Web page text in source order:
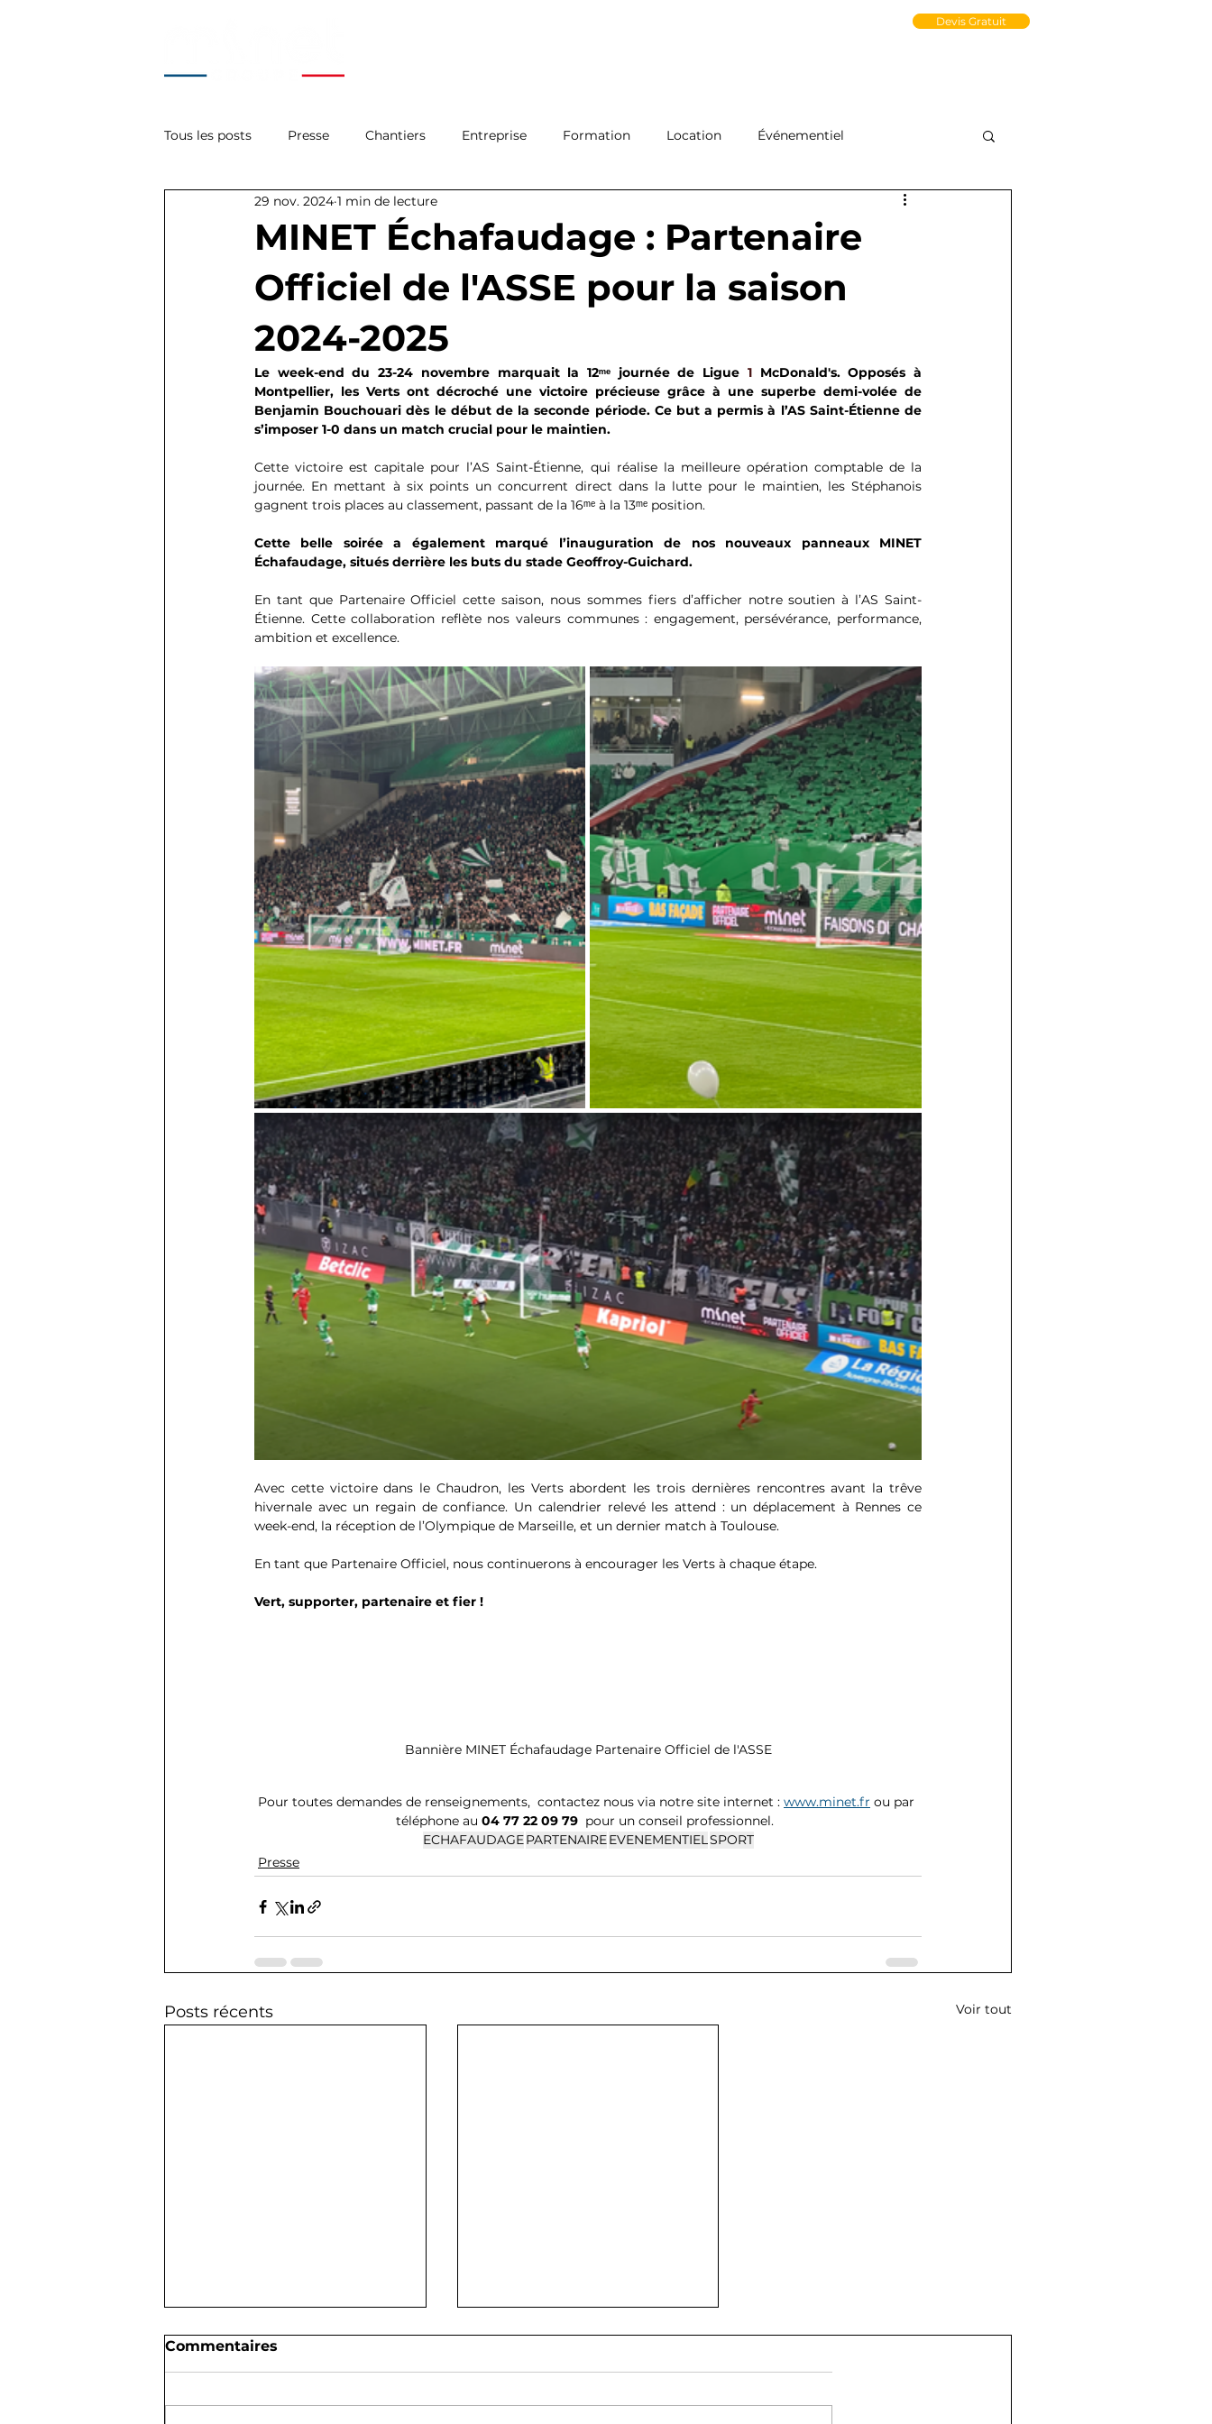
Devis Gratuit
Tous les posts Presse Chantiers Entreprise Formation Location Événementiel
La Minute Tech' Acces Protection
MINET Échafaudage : Partenaire
Officiel de l'ASSE pour la saison
2024-2025
29 nov. 2024 1 min de lecture
Le week-end du 23-24 novembre marquait la 12ᵐᵉ journée de Ligue 1 McDonald's. Opposés à
Montpellier, les Verts ont décroché une victoire précieuse grâce à une superbe demi-volée de
Benjamin Bouchouari dès le début de la seconde période. Ce but a permis à l’AS Saint-Étienne de
s’imposer 1-0 dans un match crucial pour le maintien.
Cette victoire est capitale pour l’AS Saint-Étienne, qui réalise la meilleure opération comptable de la
journée. En mettant à six points un concurrent direct dans la lutte pour le maintien, les Stéphanois
gagnent trois places au classement, passant de la 16ᵐᵉ à la 13ᵐᵉ position.
Cette belle soirée a également marqué l’inauguration de nos nouveaux panneaux MINET
Échafaudage, situés derrière les buts du stade Geoffroy-Guichard.
En tant que Partenaire Officiel cette saison, nous sommes fiers d’afficher notre soutien à l’AS Saint-
Étienne. Cette collaboration reflète nos valeurs communes : engagement, persévérance, performance,
ambition et excellence.
Avec cette victoire dans le Chaudron, les Verts abordent les trois dernières rencontres avant la trêve
hivernale avec un regain de confiance. Un calendrier relevé les attend : un déplacement à Rennes ce
week-end, la réception de l’Olympique de Marseille, et un dernier match à Toulouse.
En tant que Partenaire Officiel, nous continuerons à encourager les Verts à chaque étape.
Vert, supporter, partenaire et fier !
Bannière MINET Échafaudage Partenaire Officiel de l'ASSE
Pour toutes demandes de renseignements,  contactez nous via notre site internet : www.minet.fr ou par
téléphone au 04 77 22 09 79
  pour un conseil professionnel.
ECHAFAUDAGEPARTENAIREEVENEMENTIELSPORT
Presse
Posts récents Voir tout
Commentaires